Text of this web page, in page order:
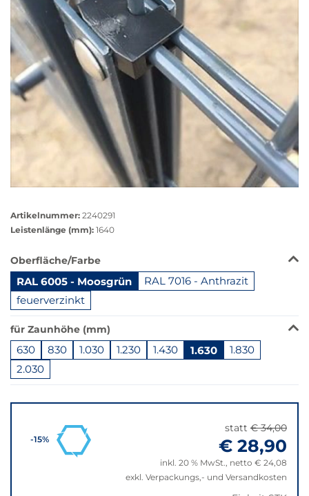
anzeigen
Artikelnummer: 2240291
Leistenlänge (mm): 1640
Das
Produkt
ist
in
dieser
Variante
nicht
verfügbar.
Bei
Klick
Oberfläche/Farbe
RAL 6005 - Moosgrün
RAL 7016 - Anthrazit
feuerverzinkt
für Zaunhöhe (mm)
630 830 1.030 1.230 1.430 1.630
1.830
2.030
zu
zurücksetzen"
-15%
statt € 34,00
€ 28,90
inkl. 20 % MwSt., netto € 24,08
exkl. Verpackungs,- und Versandkosten